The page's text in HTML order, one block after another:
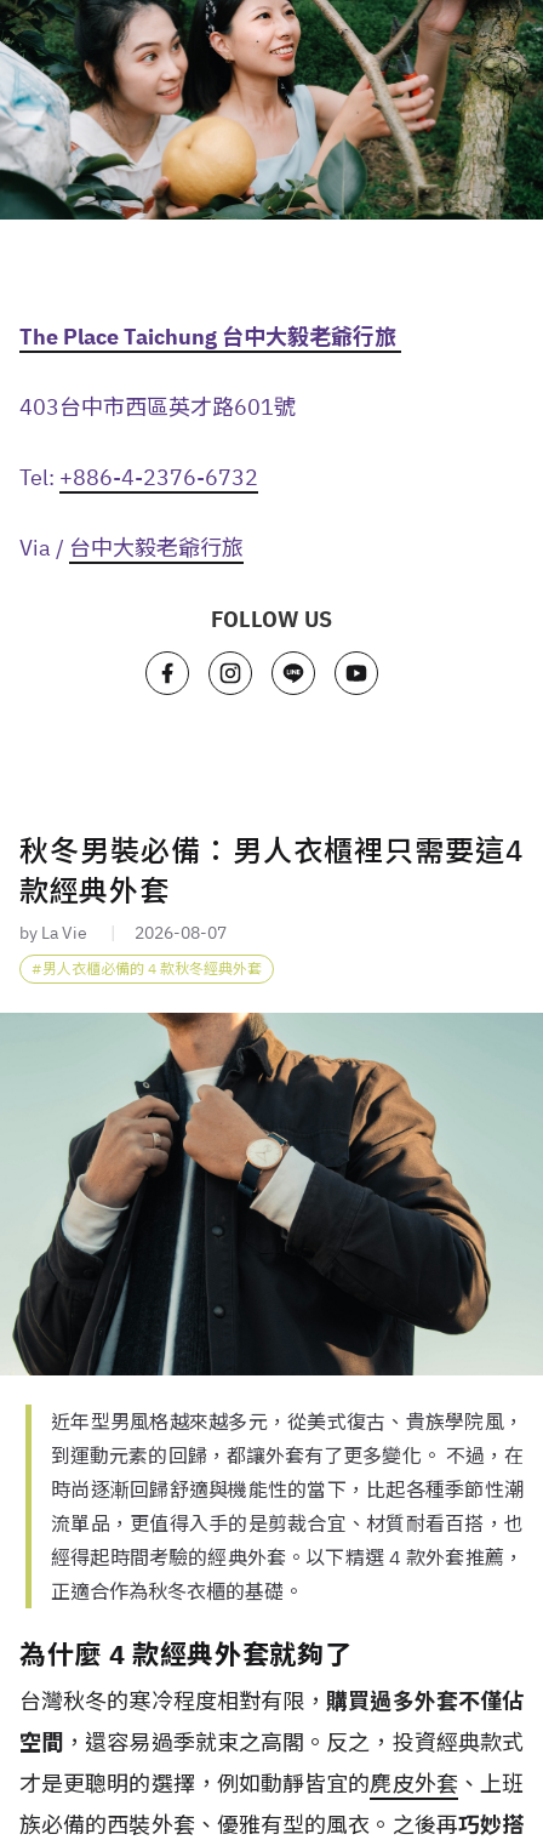
The Place Taichung 台中大毅老爺行旅
403台中市西區英才路601號
Tel: +886-4-2376-6732
Via / 台中大毅老爺行旅
FOLLOW US
秋冬男裝必備：男人衣櫃裡只需要這4
款經典外套
by La Vie 2026-08-07
男人衣櫃必備的 4 款秋冬經典外套
近年型男風格越來越多元，從美式復古、貴族學院風，
到運動元素的回歸，都讓外套有了更多變化。 不過，在
時尚逐漸回歸舒適與機能性的當下，比起各種季節性潮
流單品，更值得入手的是剪裁合宜、材質耐看百搭，也
經得起時間考驗的經典外套。以下精選 4 款外套推薦，
正適合作為秋冬衣櫃的基礎。
為什麼 4 款經典外套就夠了
台灣秋冬的寒冷程度相對有限， 購買過多外套不僅佔
空間 ，還容易過季就束之高閣。反之，投資經典款式
才是更聰明的選擇，例如動靜皆宜的麂皮外套、上班
族必備的西裝外套、優雅有型的風衣。之後再巧妙搭